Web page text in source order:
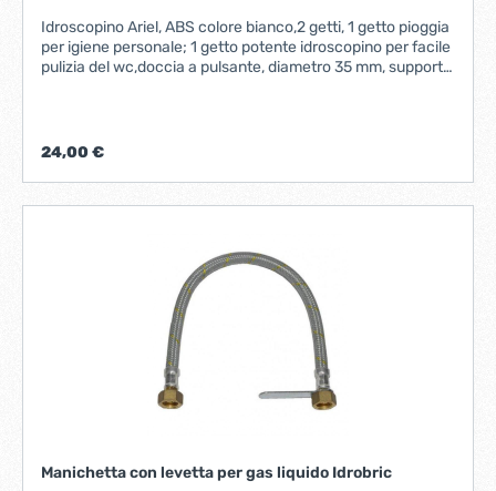
Idroscopino Ariel, ABS colore bianco,2 getti, 1 getto pioggia
per igiene personale; 1 getto potente idroscopino per facile
pulizia del wc,doccia a pulsante, diametro 35 mm, supporto
24,00 €
Manichetta con levetta per gas liquido Idrobric